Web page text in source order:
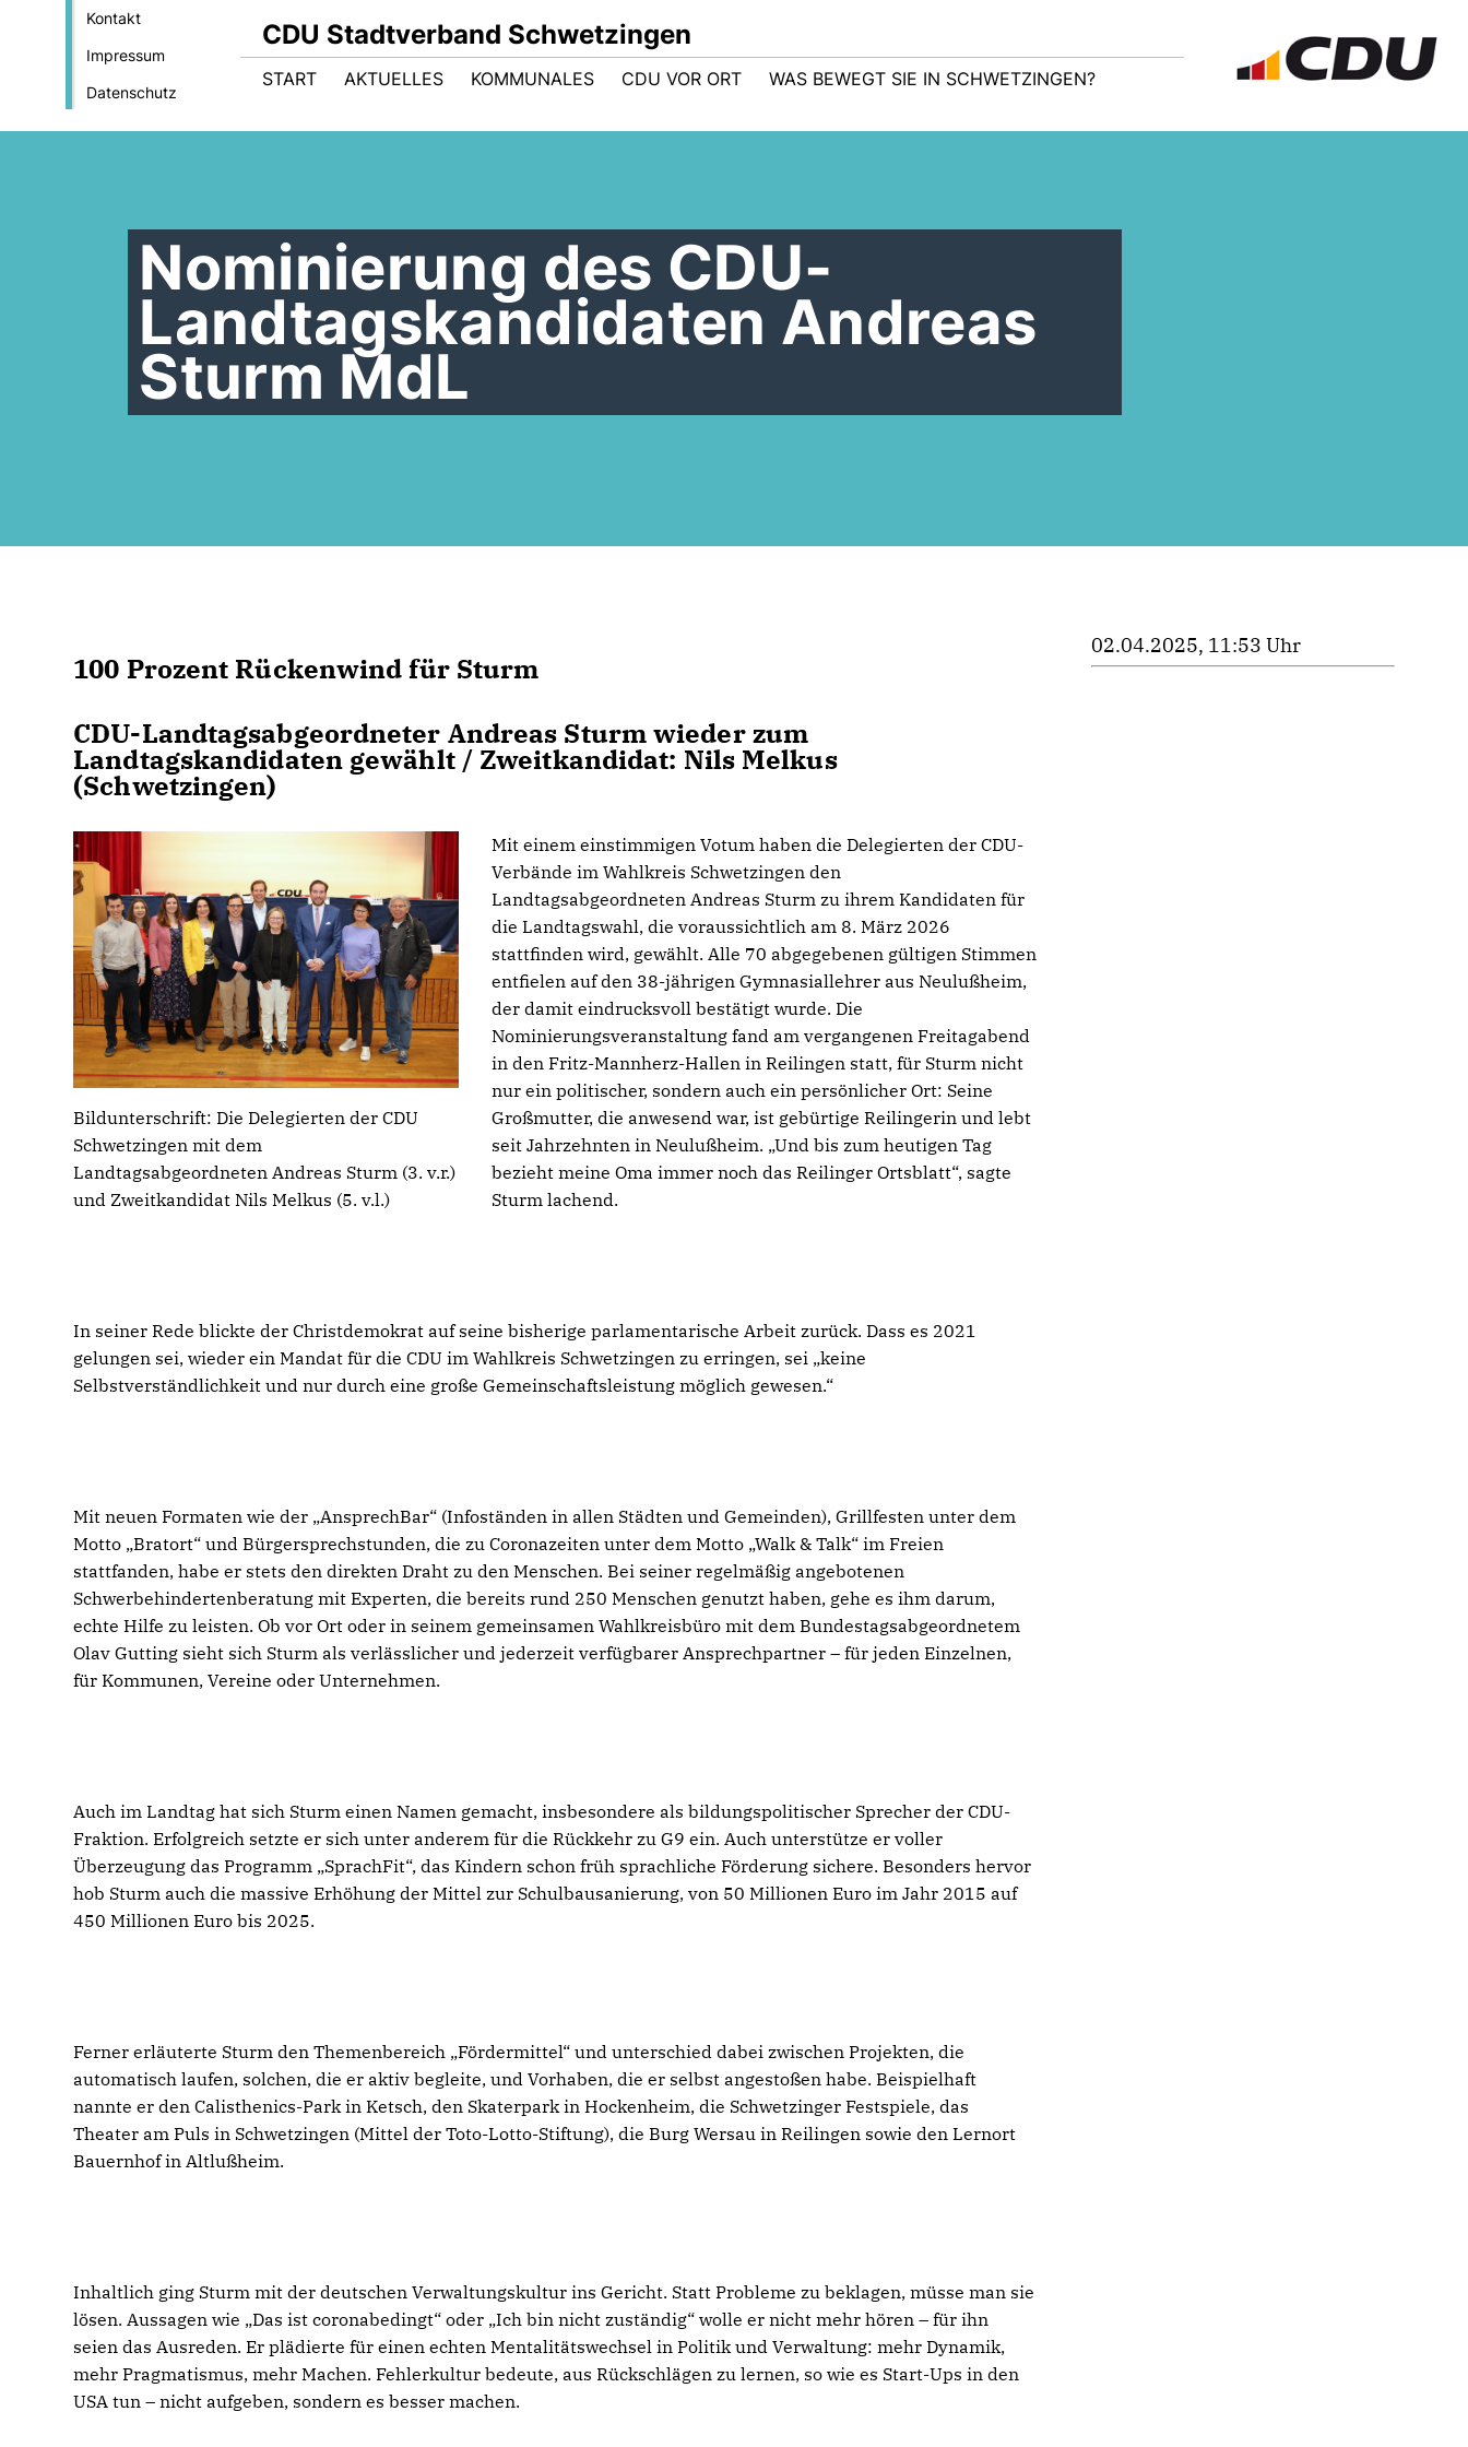
Kontakt
Impressum
Datenschutz
CDU Stadtverband Schwetzingen
START AKTUELLES KOMMUNALES CDU VOR ORT WAS BEWEGT SIE IN SCHWETZINGEN?
Nominierung des CDU-
Landtagskandidaten Andreas
Sturm MdL
100 Prozent Rückenwind für Sturm
CDU-Landtagsabgeordneter Andreas Sturm wieder zum
Landtagskandidaten gewählt / Zweitkandidat: Nils Melkus
(Schwetzingen)
Bildunterschrift: Die Delegierten der CDU
Schwetzingen mit dem
Landtagsabgeordneten Andreas Sturm (3. v.r.)
und Zweitkandidat Nils Melkus (5. v.l.)
Mit einem einstimmigen Votum haben die Delegierten der CDU-
Verbände im Wahlkreis Schwetzingen den
Landtagsabgeordneten Andreas Sturm zu ihrem Kandidaten für
die Landtagswahl, die voraussichtlich am 8. März 2026
stattfinden wird, gewählt. Alle 70 abgegebenen gültigen Stimmen
entfielen auf den 38-jährigen Gymnasiallehrer aus Neulußheim,
der damit eindrucksvoll bestätigt wurde. Die
Nominierungsveranstaltung fand am vergangenen Freitagabend
in den Fritz-Mannherz-Hallen in Reilingen statt, für Sturm nicht
nur ein politischer, sondern auch ein persönlicher Ort: Seine
Großmutter, die anwesend war, ist gebürtige Reilingerin und lebt
seit Jahrzehnten in Neulußheim. „Und bis zum heutigen Tag
bezieht meine Oma immer noch das Reilinger Ortsblatt“, sagte
Sturm lachend.
In seiner Rede blickte der Christdemokrat auf seine bisherige parlamentarische Arbeit zurück. Dass es 2021
gelungen sei, wieder ein Mandat für die CDU im Wahlkreis Schwetzingen zu erringen, sei „keine
Selbstverständlichkeit und nur durch eine große Gemeinschaftsleistung möglich gewesen.“
Mit neuen Formaten wie der „AnsprechBar“ (Infoständen in allen Städten und Gemeinden), Grillfesten unter dem
Motto „Bratort“ und Bürgersprechstunden, die zu Coronazeiten unter dem Motto „Walk & Talk“ im Freien
stattfanden, habe er stets den direkten Draht zu den Menschen. Bei seiner regelmäßig angebotenen
Schwerbehindertenberatung mit Experten, die bereits rund 250 Menschen genutzt haben, gehe es ihm darum,
echte Hilfe zu leisten. Ob vor Ort oder in seinem gemeinsamen Wahlkreisbüro mit dem Bundestagsabgeordnetem
Olav Gutting sieht sich Sturm als verlässlicher und jederzeit verfügbarer Ansprechpartner – für jeden Einzelnen,
für Kommunen, Vereine oder Unternehmen.
Auch im Landtag hat sich Sturm einen Namen gemacht, insbesondere als bildungspolitischer Sprecher der CDU-
Fraktion. Erfolgreich setzte er sich unter anderem für die Rückkehr zu G9 ein. Auch unterstütze er voller
Überzeugung das Programm „SprachFit“, das Kindern schon früh sprachliche Förderung sichere. Besonders hervor
hob Sturm auch die massive Erhöhung der Mittel zur Schulbausanierung, von 50 Millionen Euro im Jahr 2015 auf
450 Millionen Euro bis 2025.
Ferner erläuterte Sturm den Themenbereich „Fördermittel“ und unterschied dabei zwischen Projekten, die
automatisch laufen, solchen, die er aktiv begleite, und Vorhaben, die er selbst angestoßen habe. Beispielhaft
nannte er den Calisthenics-Park in Ketsch, den Skaterpark in Hockenheim, die Schwetzinger Festspiele, das
Theater am Puls in Schwetzingen (Mittel der Toto-Lotto-Stiftung), die Burg Wersau in Reilingen sowie den Lernort
Bauernhof in Altlußheim.
Inhaltlich ging Sturm mit der deutschen Verwaltungskultur ins Gericht. Statt Probleme zu beklagen, müsse man sie
lösen. Aussagen wie „Das ist coronabedingt“ oder „Ich bin nicht zuständig“ wolle er nicht mehr hören – für ihn
seien das Ausreden. Er plädierte für einen echten Mentalitätswechsel in Politik und Verwaltung: mehr Dynamik,
mehr Pragmatismus, mehr Machen. Fehlerkultur bedeute, aus Rückschlägen zu lernen, so wie es Start-Ups in den
USA tun – nicht aufgeben, sondern es besser machen.
02.04.2025, 11:53 Uhr